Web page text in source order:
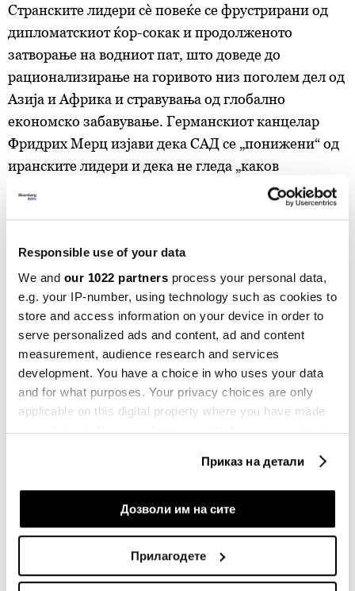
Responsible use of your data
We and our 1022 partners process your personal data,
e.g. your IP-number, using technology such as cookies to
store and access information on your device in order to
serve personalized ads and content, ad and content
measurement, audience research and services
development. You have a choice in who uses your data
and for what purposes. Your privacy choices are only
applicable on this digital property where you have made
your choices. You can change or withdraw your consent
If you allow, we would also like to:
Collect information about your geographical
Identify your device by actively scanning it for
Приказ на детали
Дозволи им на сите
Прилагодете
Странските лидери сè повеќе се фрустрирани од
дипломатскиот ќор-сокак и продолженото
затворање на водниот пат, што доведе до
рационализирање на горивото низ поголем дел од
Азија и Африка и стравувања од глобално
економско забавување. Германскиот канцелар
Фридрих Мерц изјави дека САД се „понижени“ од
иранските лидери и дека не гледа „каков
стратешки излез сега избираат Американците“.
ПРЕДЛОГ
ПРИМИРЈЕ
Мирни води во Ормуз додека Трамп
го одмерува предлогот на Иран
03.05.2026
веројатно нема да биде
продолжено, Ормуз останува
20.04.2026
договор за прекин на огнот
17.04.2026